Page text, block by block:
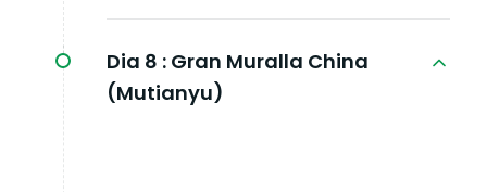
Dia 8 : Gran Muralla China
(Mutianyu)